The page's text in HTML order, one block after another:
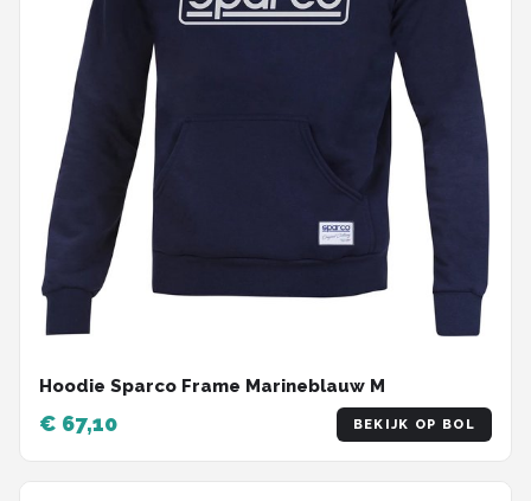
Hoodie Sparco Frame Marineblauw M
€ 67,10 BEKIJK OP BOL